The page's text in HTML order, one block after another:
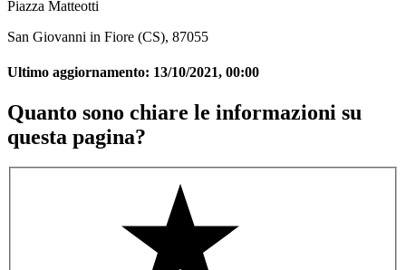
Piazza Matteotti
San Giovanni in Fiore (CS), 87055
Ultimo aggiornamento: 13/10/2021, 00:00
Quanto sono chiare le informazioni su
questa pagina?